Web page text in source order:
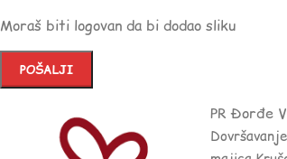
Moraš biti logovan da bi dodao sliku
PR Đorđe